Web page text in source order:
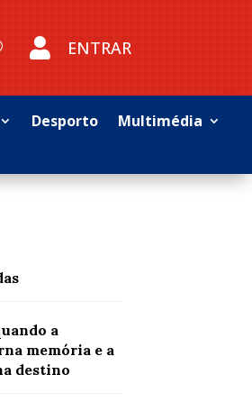
 ENTRAR
Desporto
Multimédia
a
memória e a
destino